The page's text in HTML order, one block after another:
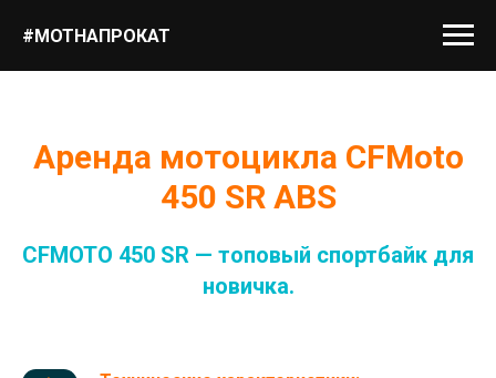
#МОТНАПРОКАТ
Аренда мотоцикла CFMoto
450 SR ABS
CFMOTO 450 SR — топовый спортбайк для
новичка.